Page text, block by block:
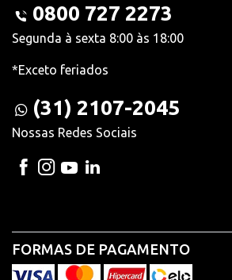
0800 727 2273
Segunda à sexta 8:00 às 18:00
*Exceto feriados
(31) 2107-2045
Nossas Redes Sociais
FORMAS DE PAGAMENTO